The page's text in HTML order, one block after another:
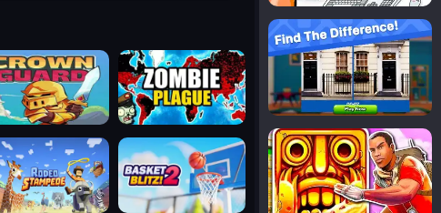
guard zombie plague
stampede basket blitz
notice the difference
temple run 2